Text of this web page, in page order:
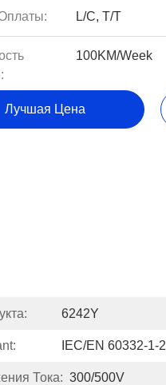
L/C, T/T
100KM/Week
Лучшая Цена
6242Y
IEC/EN 60332-1-2
Тока: 300/500V